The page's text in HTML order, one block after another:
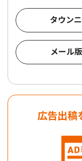
タウン
メール
広告出稿